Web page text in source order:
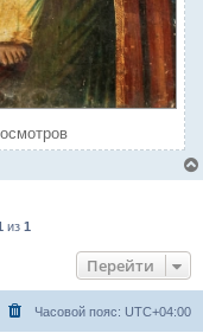
из 1
Перейти
Часовой пояс: UTC+04:00